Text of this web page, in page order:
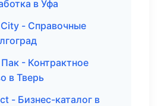
в Уфа
- Справочные
- Контрактное
в Тверь
- Бизнес-каталог в